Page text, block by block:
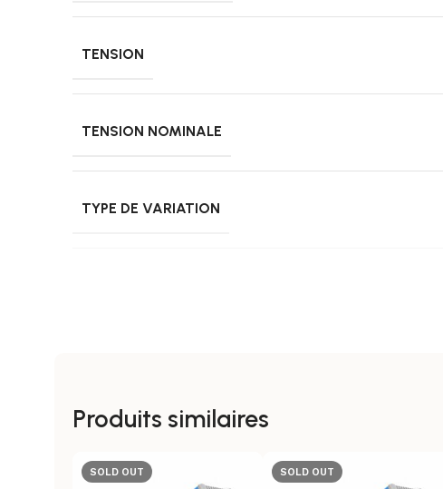
TENSION
TENSION NOMINALE
TYPE DE VARIATION
Produits similaires
SOLD OUT SOLD OUT